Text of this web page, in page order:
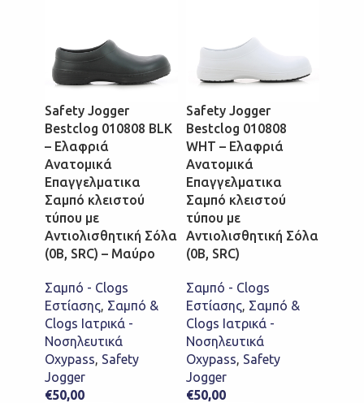
Safety Jogger
Bestclog 010808 BLK
– Ελαφριά
Ανατομικά
Επαγγελματικα
Σαμπό κλειστού
τύπου με
Αντιολισθητική Σόλα
(0B, SRC) – Μαύρο
Σαμπό - Clogs
Εστίασης, Σαμπό &
Clogs Ιατρικά -
Νοσηλευτικά
Oxypass, Safety
Jogger
€50,00
Safety Jogger
Bestclog 010808
WHT – Ελαφριά
Ανατομικά
Επαγγελματικα
Σαμπό κλειστού
τύπου με
Αντιολισθητική Σόλα
(0B, SRC)
Σαμπό - Clogs
Εστίασης, Σαμπό &
Clogs Ιατρικά -
Νοσηλευτικά
Oxypass, Safety
Jogger
€50,00